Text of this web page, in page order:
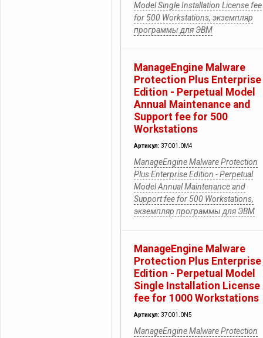
Model Single Installation License fee
for 500 Workstations, экземпляр
программы для ЭВМ
ManageEngine Malware
Protection Plus Enterprise
Edition - Perpetual Model
Annual Maintenance and
Support fee for 500
Workstations
Артикул: 37001.0M4
ManageEngine Malware Protection
Plus Enterprise Edition - Perpetual
Model Annual Maintenance and
Support fee for 500 Workstations,
экземпляр программы для ЭВМ
ManageEngine Malware
Protection Plus Enterprise
Edition - Perpetual Model
Single Installation License
fee for 1000 Workstations
Артикул: 37001.0N5
ManageEngine Malware Protection